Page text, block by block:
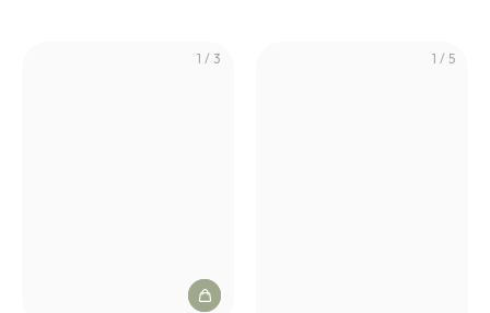
1 / 3 1 / 5